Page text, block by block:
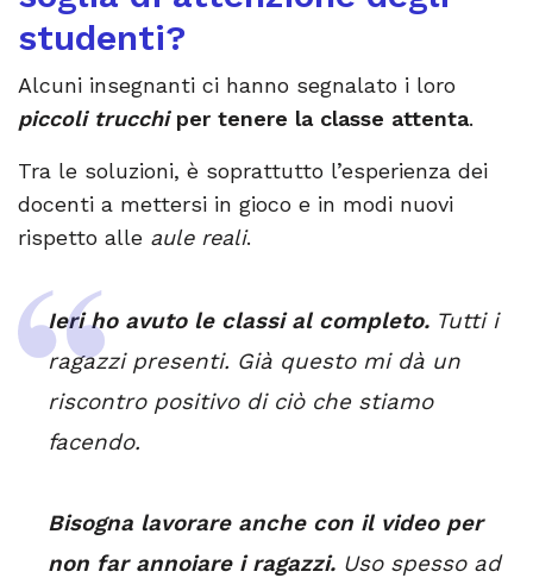
studenti?
Alcuni insegnanti ci hanno segnalato i loro
piccoli trucchiper tenere la classe attenta.
Tra le soluzioni, è soprattutto l’esperienza dei
docenti a mettersi in gioco e in modi nuovi
rispetto alle aule reali.
Ieri ho avuto le classi al completo. Tutti i
ragazzi presenti. Già questo mi dà un
riscontro positivo di ciò che stiamo
facendo.
Bisogna lavorare anche con il video per
non far annoiare i ragazzi. Uso spesso ad